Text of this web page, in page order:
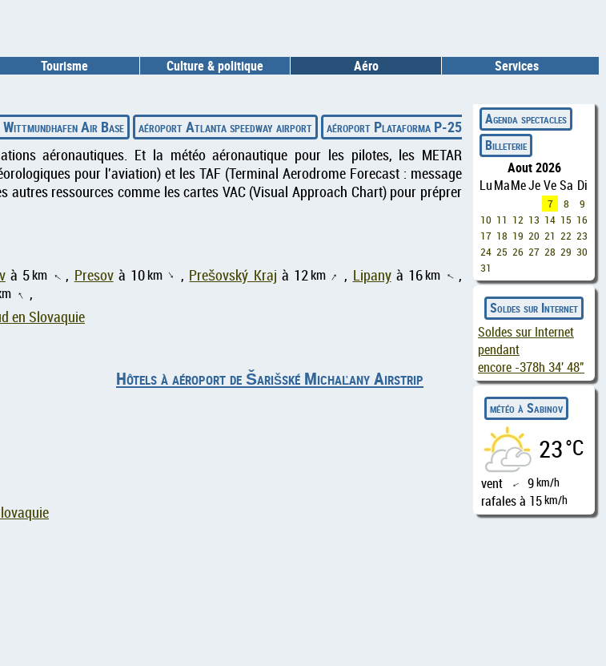
Tourisme Culture & politique Aéro Services
Air Base aéroport Atlanta speedway airport aéroport Plataforma P-25 aéroport Tokushima/
aéronautiques. Et la météo aéronautique pour les pilotes, les METAR
pour l'aviation) et les TAF (Terminal Aerodrome Forecast : message
ressources comme les cartes VAC (Visual Approach Chart) pour préprer
à 5km ↑ , Presovà 10km ↑ , Prešovský Kraj à 12km ↑ , Lipanyà 16km ↑ ,
↑ ,
en Slovaquie
Hôtels à aéroport de Šarišské Michaľany Airstrip
◄
Agenda spectacles
Billeterie
Aout 2026
LuMaMeJe VeSa Di
7 8
9
10 11 12 13 14 15 16
17 18 19 20 21 22 23
24 25 26 27 28 29 30
31
Soldes sur Internet
Soldes sur Internet
pendant
encore -378h 34' 47"
météo à Sabinov
23°C
vent ↑ 9km/h
rafales à 15km/h